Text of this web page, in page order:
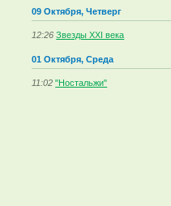
09 Октября, Четверг
12:26 Звезды XXI века
01 Октября, Среда
11:02 "Ностальжи"